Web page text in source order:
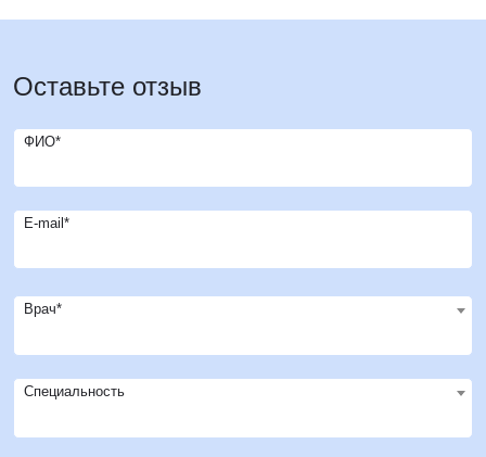
Оставьте отзыв
ФИО*
E-mail*
Врач*
Специальность